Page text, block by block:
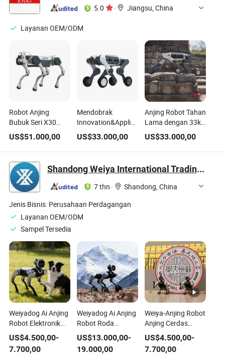
5.0 · Jiangsu, China
Layanan OEM/ODM
Robot Anjing
Bubuk Seri X30
dengan Fungsi
Canggih
US$51.000,00
Mendobrak
Innovation&Applicatio-
M20 Anjing Robot
US$33.000,00
Anjing Robot Tahan
Lama dengan 33kg
Berat dan 15kg
Spesifikasi
Ketahanan
US$33.000,00
Shandong Weiya International Trading Co., Ltd.
7 thn ·
Shandong, China
Jenis Bisnis: Perusahaan Perdagangan
Layanan OEM/ODM
Sampel Tersedia
Weiyadog Ai Anjing
Robot Elektronik
Teman Anjing
Robot
US$4.500,00-
7.700,00
Weiyadog Ai Anjing
Robot Roda
Elektronik Teman
Anjing Robot
US$13.000,00-
19.000,00
Weiya-Anjing Robot
Anjing Cerdas
Robot Anjing Ai
Robot Anjing
US$4.500,00-
7.700,00